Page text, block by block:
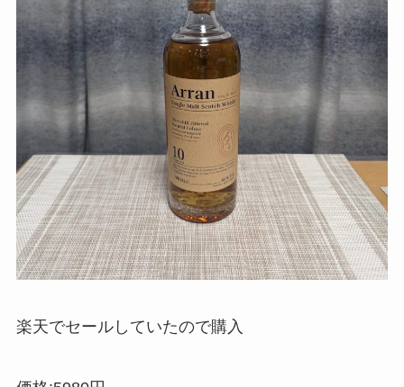
楽天でセールしていたので購入